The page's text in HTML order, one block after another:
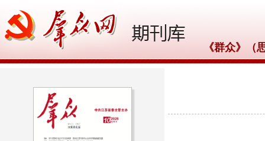
《群众》（